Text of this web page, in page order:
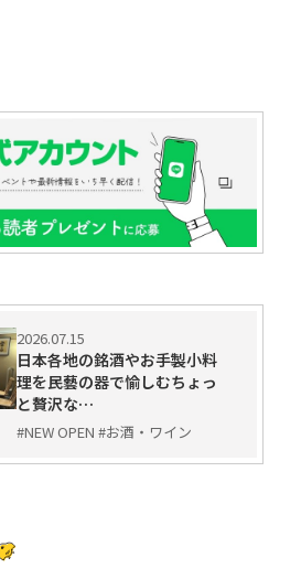
2026.07.15
日本各地の銘酒やお手製小料
理を民藝の器で愉しむちょっ
と贅沢な…
#NEW OPEN #お酒・ワイン